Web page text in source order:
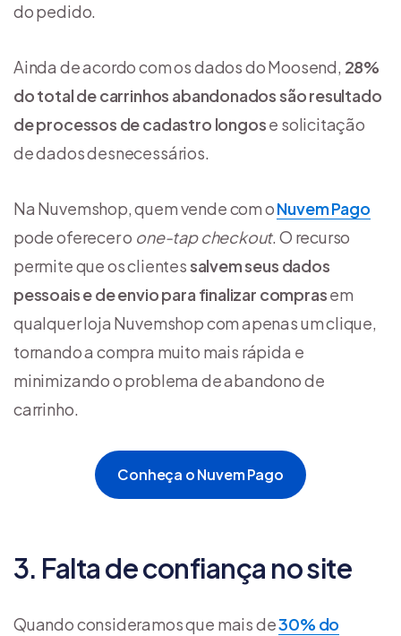
do pedido.
Ainda de acordo com os dados do Moosend, 28%
do total de carrinhos abandonados são resultado
de processos de cadastro longose solicitação
de dados desnecessários.
Na Nuvemshop, quem vende com oNuvem Pago
pode oferecer o one-tap checkout. O recurso
permite que os clientessalvem seus dados
pessoais e de envio para finalizar comprasem
qualquer loja Nuvemshop com apenas um clique,
tornando a compra muito mais rápida e
minimizando o problema de abandono de
carrinho.
Conheça o Nuvem Pago
3. Falta de confiança no site
Quando consideramos que mais de30% do